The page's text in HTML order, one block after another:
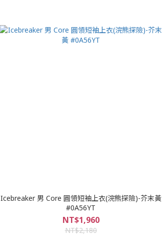
Icebreaker 男 Core 圓領短袖上衣(浣熊探險)-芥末黃
#0A56YT
NT$1,960
NT$2,180